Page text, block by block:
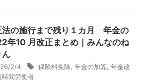
法の施行まで残り１カ月 年金の
年10 月改正まとめ｜みんなのね
ん
2/4 保険料免除 年金の加算 年金改
時間労働者